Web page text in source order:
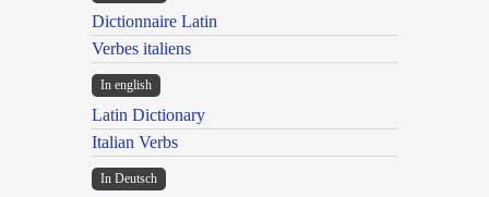
Dictionnaire Latin
Verbes italiens
In english
Latin Dictionary
Italian Verbs
In Deutsch